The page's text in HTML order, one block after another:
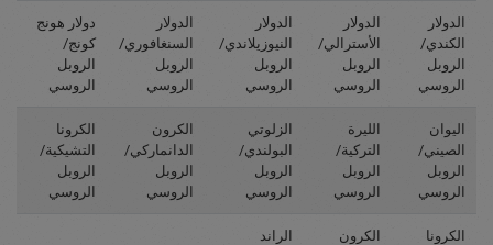
الدولار
الكندي/
الروبل
الروسي
الدولار
الأسترالي/
الروبل
الروسي
الدولار
النيوزيلاندي/
الروبل
الروسي
الدولار
السنغافوري/
الروبل
الروسي
دولار هونج
كونج/
الروبل
الروسي
اليوان
الصيني/
الروبل
الروسي
الليرة
التركية/
الروبل
الروسي
الزلوتي
البولندي/
الروبل
الروسي
الكرون
الدانماركي/
الروبل
الروسي
الكرونا
التشيكية/
الروبل
الروسي
الكرونا
الكرون
الراند